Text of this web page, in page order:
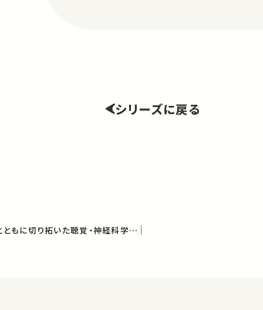
シリーズに戻る
ABR（聴性脳幹反応）とともに切り拓いた聴覚・神経科学の進歩（加我君孝最終講義）